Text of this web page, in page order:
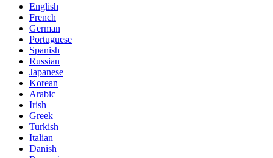
English
French
German
Portuguese
Spanish
Russian
Japanese
Korean
Arabic
Irish
Greek
Turkish
Italian
Danish